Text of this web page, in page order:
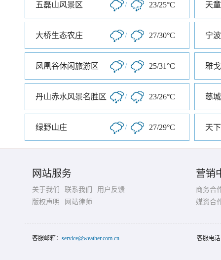
五磊山风景区 / 23/25°C 天
大桥生态农庄 / 27/30°C 宁
凤凰谷休闲旅游区 / 25/31°C
丹山赤水风景名胜区 / 23/26°C 慈
绿野山庄 / 27/29°C 天
网站服务
关于我们 联系我们
用户反馈
版权声明
网站律师
营销
商务合
媒资合
客服邮箱： service@weather.com.cn 客服电